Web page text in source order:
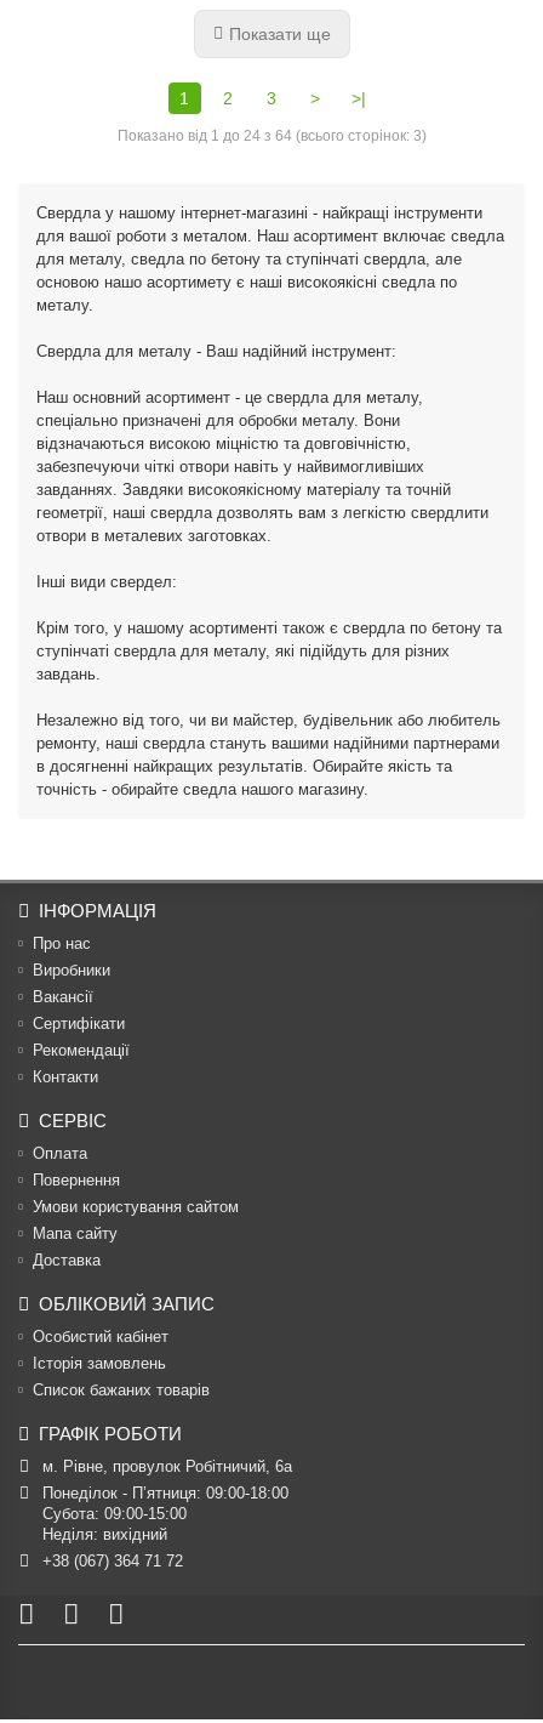
Показати ще
1 2 3 > >|
Показано від 1 до 24 з 64 (всього сторінок: 3)
Свердла у нашому інтернет-магазині - найкращі інструменти
для вашої роботи з металом. Наш асортимент включає сведла
для металу, сведла по бетону та ступінчаті свердла, але
основою нашо асортимету є наші високоякісні сведла по
металу.
Свердла для металу - Ваш надійний інструмент:
Наш основний асортимент - це свердла для металу,
спеціально призначені для обробки металу. Вони
відзначаються високою міцністю та довговічністю,
забезпечуючи чіткі отвори навіть у найвимогливіших
завданнях. Завдяки високоякісному матеріалу та точній
геометрії, наші свердла дозволять вам з легкістю свердлити
отвори в металевих заготовках.
Інші види свердел:
Крім того, у нашому асортименті також є свердла по бетону та
ступінчаті свердла для металу, які підійдуть для різних
завдань.
Незалежно від того, чи ви майстер, будівельник або любитель
ремонту, наші свердла стануть вашими надійними партнерами
в досягненні найкращих результатів. Обирайте якість та
точність - обирайте сведла нашого магазину.
ІНФОРМАЦІЯ
Про нас
Виробники
Вакансії
Сертифікати
Рекомендації
Контакти
СЕРВІС
Оплата
Повернення
Умови користування сайтом
Мапа сайту
Доставка
ОБЛІКОВИЙ ЗАПИС
Особистий кабінет
Історія замовлень
Список бажаних товарів
ГРАФІК РОБОТИ
м. Рівне, провулок Робітничий, 6а
Понеділок - П’ятниця: 09:00-18:00
Субота: 09:00-15:00
Неділя: вихідний
+38 (067) 364 71 72